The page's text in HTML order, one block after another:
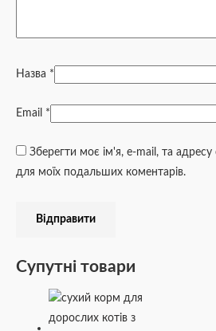
Назва *
Email *
Зберегти моє ім'я, e-mail, та адресу
для моїх подальших коментарів.
Супутні товари